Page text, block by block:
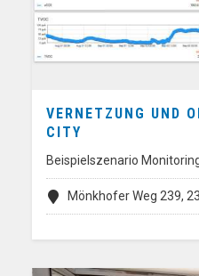
VERNETZUNG UND
CITY
Beispielszenario
Mönkhofer Weg 239,